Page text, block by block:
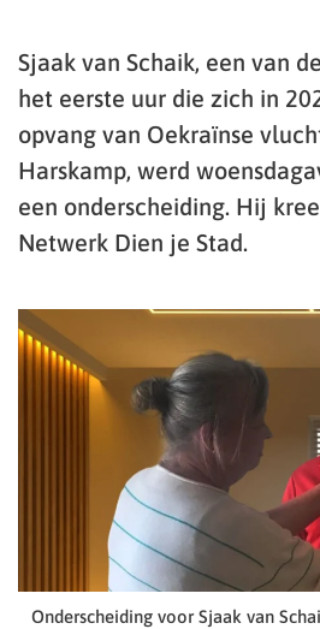
Sjaak van Schaik, een van
het eerste uur die zich in
opvang van Oekraïnse
Harskamp, werd
een onderscheiding. Hij
Netwerk Dien je Stad.
Onderscheiding voor Sjaak van